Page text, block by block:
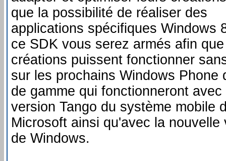
que la possibilité de réaliser des
applications spécifiques Windows
ce SDK vous serez armés afin
créations puissent fonctionner
sur les prochains Windows Phone
de gamme qui fonctionneront avec
version Tango du système mobile
Microsoft ainsi qu'avec la nouvelle
de Windows.